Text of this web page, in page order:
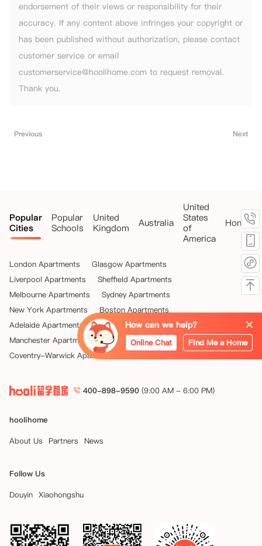
endorsement of their views or responsibility for their
accuracy. If any content above infringes your copyright or
has been published without authorization, please contact
customer service or email
customerservice@hoolihome.com to request removal.
Thank you.
Previous Next
Popular
Cities
Popular
Schools
United
Kingdom
Australia
United
States
of
America
London Apartments
Glasgow Apartments
Liverpool Apartments
Sheffield Apartments
Melbourne Apartments
Sydney Apartments
New York Apartments
Boston Apartments
Adelaide Apartments
Philadelphia Apartments
Manchester Apartments
Birmingham Apartments
Coventry-Warwick Apartments
400-898-9590 (9:00 AM - 6:00 PM)
hoolihome
About Us
Partners News
Follow Us
Douyin Xiaohongshu
How can we help?
Online Chat Find Me a Home